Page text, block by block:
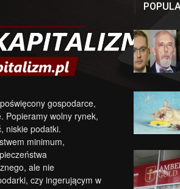
gospodarce,
Popieramy wolny rynek,
niskie podatki.
minimum,
ale nie
czy ingerującym w